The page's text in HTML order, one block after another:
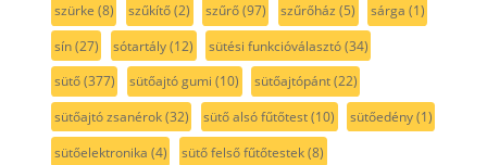
szürke (8) szűkítő(2) szűrő(97) szűrőház (5) sárga (1)
sín(27) sótartály(12) sütési funkcióválasztó(34)
sütő(377) sütőajtó gumi (10) sütőajtópánt(22)
sütőajtó zsanérok(32) sütő alsó fűtőtest(10) sütőedény(1)
sütőelektronika (4) sütő felső fűtőtestek(8)